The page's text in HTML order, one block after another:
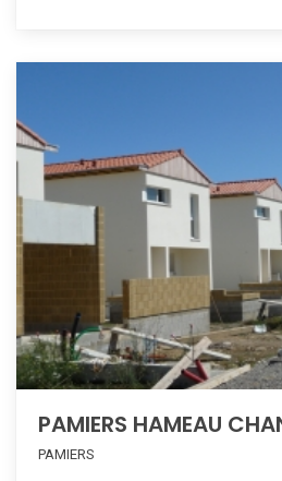
PAMIERS HAMEAU
PAMIERS